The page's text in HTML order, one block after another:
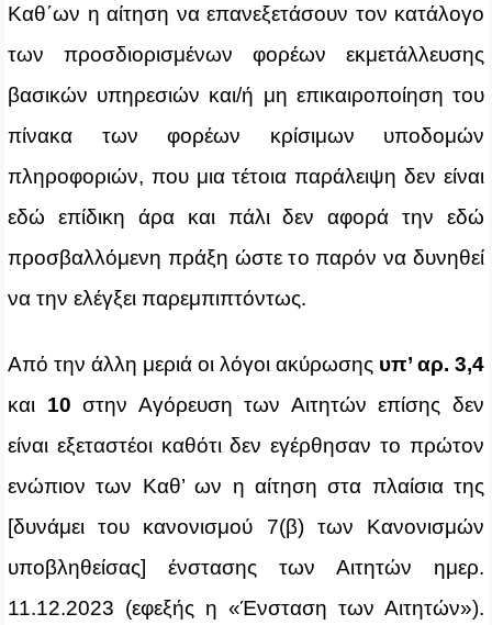
Καθ΄ων η αίτηση να επανεξετάσουν τον κατάλογο
των προσδιορισμένων φορέων εκμετάλλευσης
βασικών υπηρεσιών και/ή μη επικαιροποίηση του
πίνακα των φορέων κρίσιμων υποδομών
πληροφοριών, που μια τέτοια παράλειψη δεν είναι
εδώ επίδικη άρα και πάλι δεν αφορά την εδώ
προσβαλλόμενη πράξη ώστε το παρόν να δυνηθεί
να την ελέγξει παρεμπιπτόντως.
Από την άλλη μεριά οι λόγοι ακύρωσης υπ’ αρ. 3,4
και 10 στην Αγόρευση των Αιτητών επίσης δεν
είναι εξεταστέοι καθότι δεν εγέρθησαν το πρώτον
ενώπιον των Καθ’ ων η αίτηση στα πλαίσια της
[δυνάμει του κανονισμού 7(β) των Κανονισμών
υποβληθείσας] ένστασης των Αιτητών ημερ.
11.12.2023 (εφεξής η «Ένσταση των Αιτητών»).